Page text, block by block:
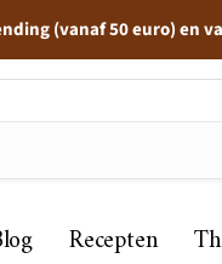
(vanaf 50 euro) en
Recepten